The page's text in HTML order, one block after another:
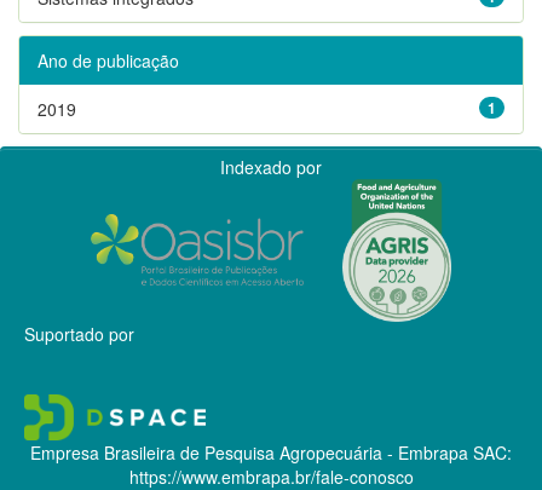
Ano de publicação
1
2019
Indexado por
Suportado por
Empresa Brasileira de Pesquisa Agropecuária - Embrapa SAC:
https://www.embrapa.br/fale-conosco